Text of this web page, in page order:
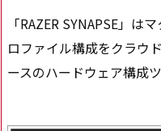
「RAZER SYNAPSE」
ロファイル構成をクラウ
ースのハードウェア構成ツ